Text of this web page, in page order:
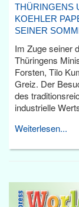
THÜRINGENS
KOEHLER
SEINER
Im Zuge seiner
Thüringens
Forsten, Tilo
Greiz. Der
des
industrielle
Weiterlesen...